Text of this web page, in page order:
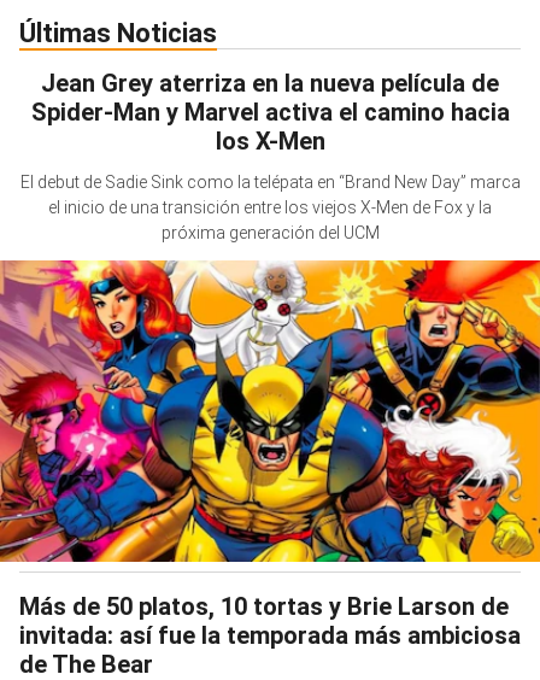
Últimas Noticias
Jean Grey aterriza en la nueva película de
Spider-Man y Marvel activa el camino hacia
los X-Men
El debut de Sadie Sink como la telépata en “Brand New Day” marca
el inicio de una transición entre los viejos X-Men de Fox y la
próxima generación del UCM
Más de 50 platos, 10 tortas y Brie Larson de
invitada: así fue la temporada más ambiciosa
de The Bear